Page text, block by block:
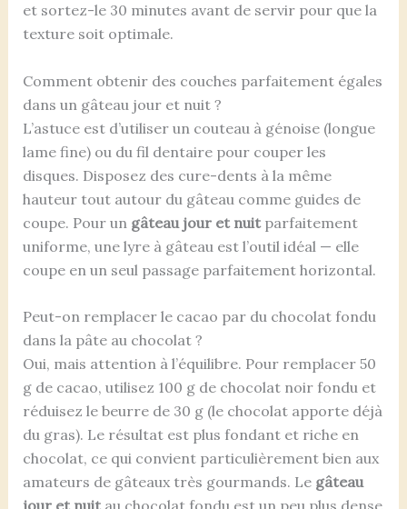
et sortez-le 30 minutes avant de servir pour que la
texture soit optimale.
Comment obtenir des couches parfaitement égales
dans un gâteau jour et nuit ?
L’astuce est d’utiliser un couteau à génoise (longue
lame fine) ou du fil dentaire pour couper les
disques. Disposez des cure-dents à la même
hauteur tout autour du gâteau comme guides de
coupe. Pour un gâteau jour et nuitparfaitement
uniforme, une lyre à gâteau est l’outil idéal — elle
coupe en un seul passage parfaitement horizontal.
Peut-on remplacer le cacao par du chocolat fondu
dans la pâte au chocolat ?
Oui, mais attention à l’équilibre. Pour remplacer 50
g de cacao, utilisez 100 g de chocolat noir fondu et
réduisez le beurre de 30 g (le chocolat apporte déjà
du gras). Le résultat est plus fondant et riche en
chocolat, ce qui convient particulièrement bien aux
amateurs de gâteaux très gourmands. Le gâteau